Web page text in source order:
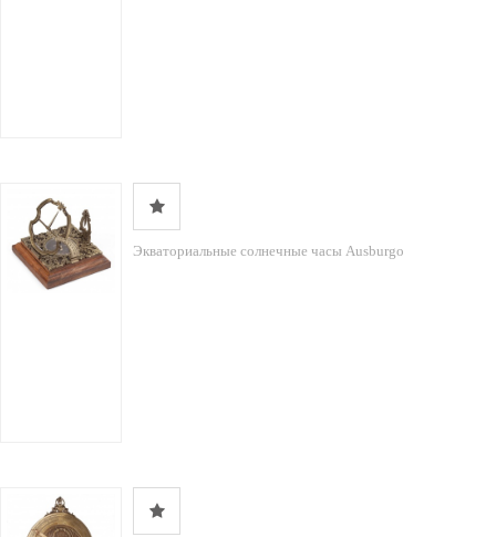
Экваториальные солнечные часы Ausburgo